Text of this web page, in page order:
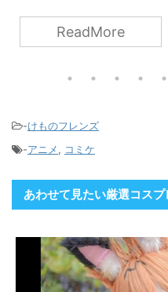
のグラビアイメージをリ
リース！ReadMore
-けものフレンズ
-アニメ, コミケ
あわせて見たい厳選コスプ